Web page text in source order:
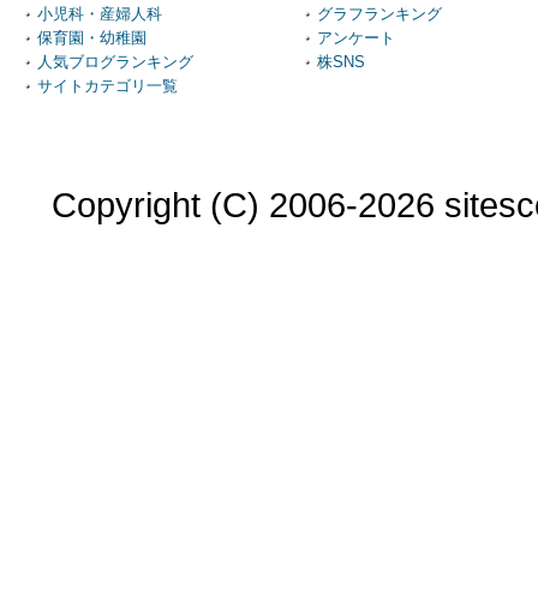
小児科・産婦人科
保育園・幼稚園
人気ブログランキング
サイトカテゴリ一覧
グラフランキング
アンケート
株SNS
Copyright (C) 2006-2026